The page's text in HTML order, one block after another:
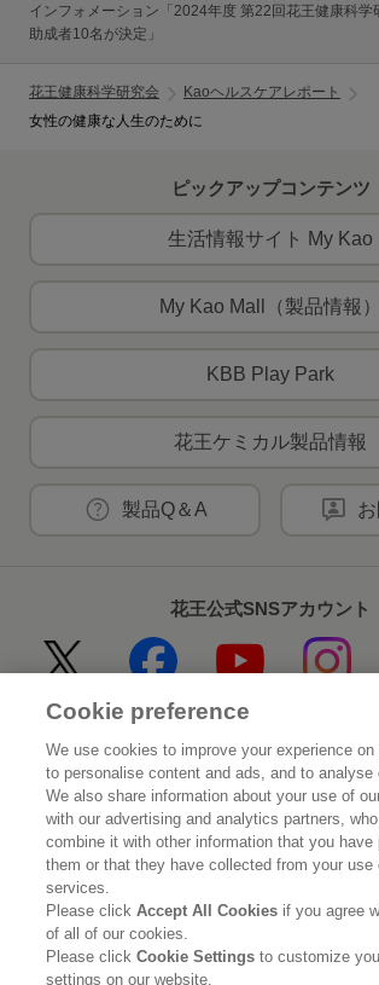
インフォメーション「2024年度 第22回花王健康科学
助成者10名が決定」
花王健康科学研究会
Kaoヘルスケアレポート
女性の健康な人生のために
ピックアップコンテンツ
生活情報サイト My Kao
My Kao Mall（製品情報）
KBB Play Park
花王ケミカル製品情報
製品Q＆A
花王公式SNSアカウント
Home
サステナビリティ イ
ブランド
ニュースルーム
利用規約 花王のアクセシビリティ 個人情報保護
Cookie preference
We use cookies to improve your experience on
to personalise content and ads, and to analyse
We also share information about your use of
with our advertising and analytics partners,
combine it with other information that you have
them or that they have collected from your use
services.
Please clickAccept All Cookies if you agree
of all of our cookies.
Please clickCookie Settingsto customize
settings on our website.